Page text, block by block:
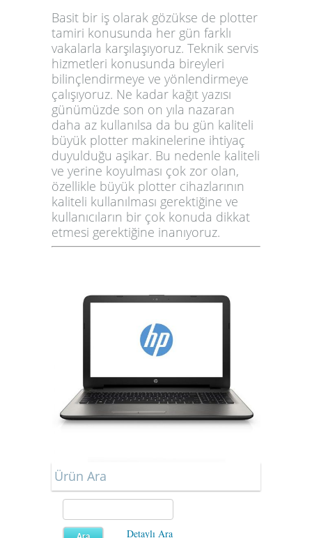
Basit bir iş olarak gözükse de plotter
tamiri konusunda her gün farklı
vakalarla karşılaşıyoruz. Teknik servis
hizmetleri konusunda bireyleri
bilinçlendirmeye ve yönlendirmeye
çalışıyoruz. Ne kadar kağıt yazısı
günümüzde son on yıla nazaran
daha az kullanılsa da bu gün kaliteli
büyük plotter makinelerine ihtiyaç
duyulduğu aşikar. Bu nedenle kaliteli
ve yerine koyulması çok zor olan,
özellikle büyük plotter cihazlarının
kaliteli kullanılması gerektiğine ve
kullanıcıların bir çok konuda dikkat
etmesi gerektiğine inanıyoruz.
Ürün Ara
Detaylı Ara